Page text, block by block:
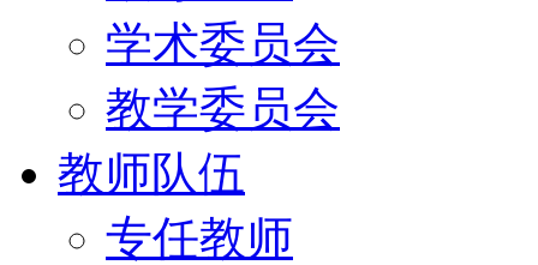
学术委员会
教学委员会
教师队伍
专任教师